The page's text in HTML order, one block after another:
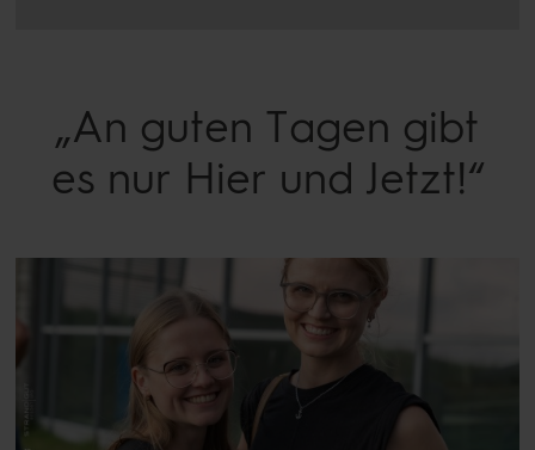
„An guten Tagen gibt
es nur Hier und Jetzt!“